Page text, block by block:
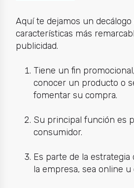
Aquí te dejamos un decálogo
características más
publicidad.
Tiene un fin
conocer un producto o
fomentar su compra.
Su principal función es
consumidor.
Es parte de la estrategia
la empresa, sea online u